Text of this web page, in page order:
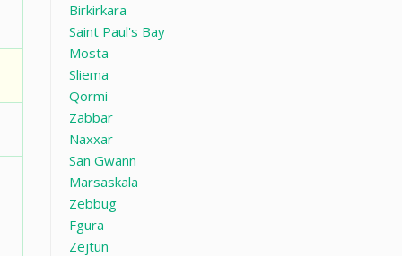
Birkirkara
Saint Paul's Bay
Mosta
Sliema
Qormi
Zabbar
Naxxar
San Gwann
Marsaskala
Zebbug
Fgura
Zejtun